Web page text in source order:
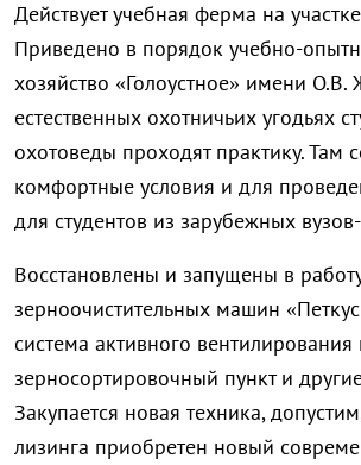
Действует учебная ферма на
Приведено в порядок учебно-
хозяйство «Голоустное» имени О.В.
естественных охотничьих угодьях
охотоведы проходят практику. Там
комфортные условия и для
для студентов из зарубежных
Восстановлены и запущены в
зерноочистительных машин «Петкус
система активного
зерносортировочный пункт и
Закупается новая техника,
лизинга приобретен новый